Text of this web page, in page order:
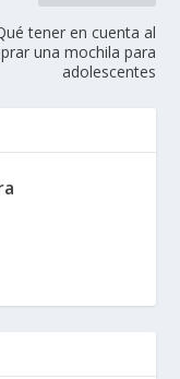
tener en cuenta al
una mochila para
adolescentes